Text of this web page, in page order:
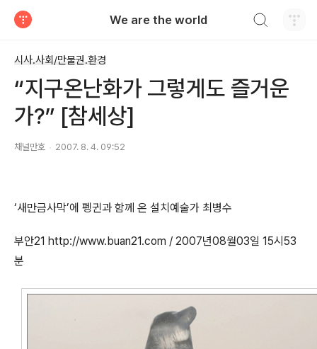
We are the world
시사.사회/만물권.환경
“지구온난화가 그렇게도 즐거운
가?” [참세상]
채널만호 2007. 8. 4. 09:52
‘새만금사막’에 펭귄과 함께 온 설치예술가 최병수
부안21 http://www.buan21.com / 2007년08월03일 15시53
분